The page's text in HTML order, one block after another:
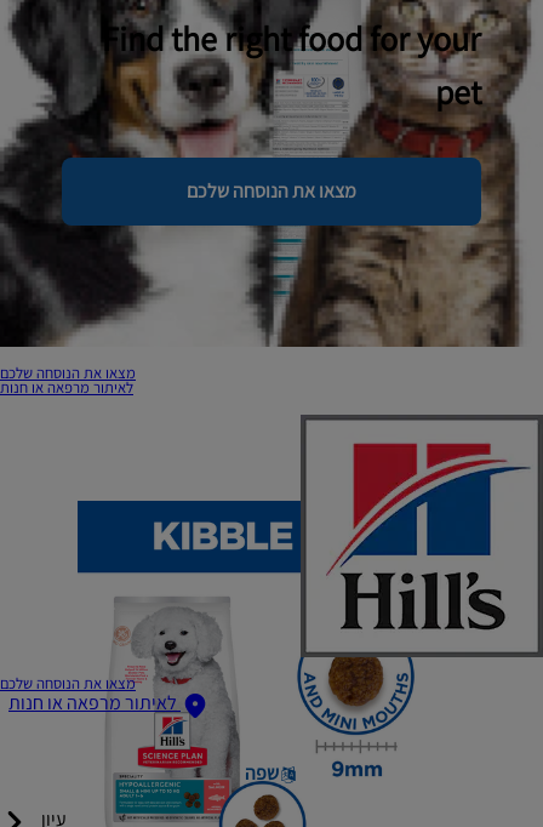
Find the right food for your
pet
מצאו את הנוסחה שלכם
מצאו את הנוסחה שלכם
לאיתור מרפאה או חנות
מצאו את הנוסחה שלכם
לאיתור מרפאה או חנות
שפה
עיון